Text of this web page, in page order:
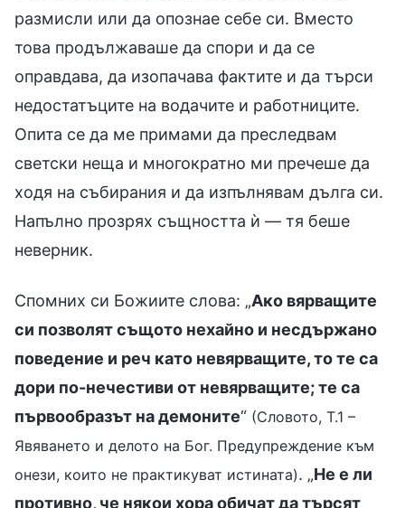
размисли или да опознае себе си. Вместо
това продължаваше да спори и да се
оправдава, да изопачава фактите и да търси
недостатъците на водачите и работниците.
Опита се да ме примами да преследвам
светски неща и многократно ми пречеше да
ходя на събирания и да изпълнявам дълга си.
Напълно прозрях същността ѝ — тя беше
неверник.
Спомних си Божиите слова: „Ако вярващите
си позволят същото нехайно и несдържано
поведение и реч като невярващите, то те са
дори по-нечестиви от невярващите; те са
първообразът на демоните“ (Словото, Т.1 –
Явяването и делото на Бог. Предупреждение към
онези, които не практикуват истината). „Не е ли
противно, че някои хора обичат да търсят